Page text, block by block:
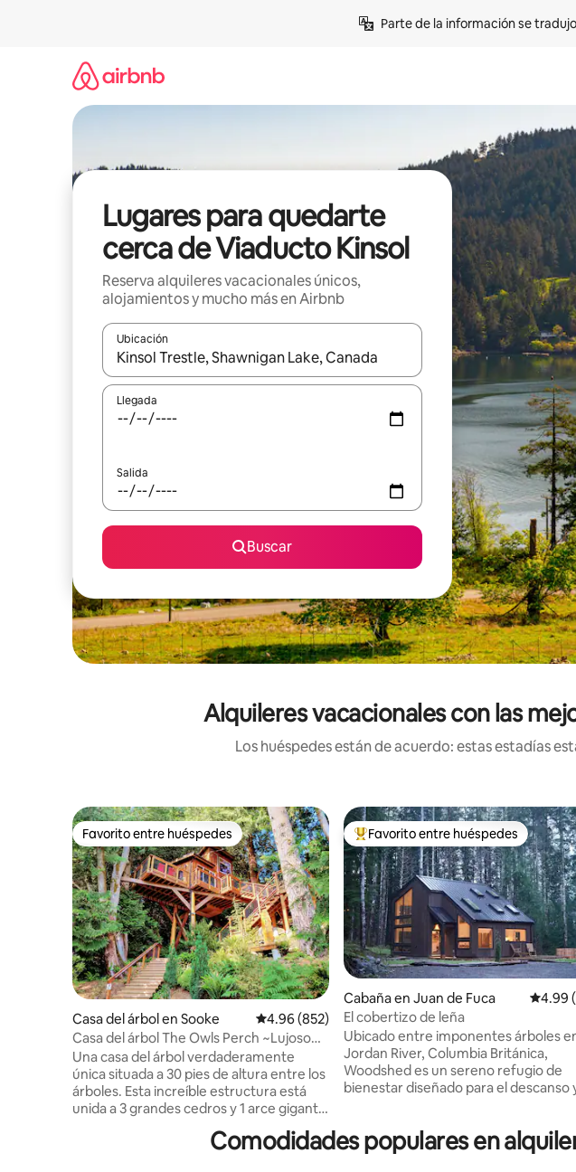
Parte de la información se
Lugares para quedarte
cerca de Viaducto Kinsol
Reserva alquileres vacacionales únicos,
alojamientos y mucho más en Airbnb
Ubicación
Cuando los resultados estén disponibles, navega con las teclas de flecha
Llegada
Salida
Buscar
Alquileres vacacionales con las
Los huéspedes están de acuerdo: estas estadías
Favorito entre huéspedes
Favorito entre huéspedes
Casa del árbol en Sooke Calificación promedio: 4.96 de 5, 852 reseñas
4.96 (852)
Casa del árbol The Owls Perch ~Lujoso
refugio en lo alto de un árbol~
Una casa del árbol verdaderamente
única situada a 30 pies de altura entre los
árboles. Esta increíble estructura está
unida a 3 grandes cedros y 1 arce gigante
que permiten que los árboles se
Favorito entre huéspedes preferido
Favorito entre huéspedes
Cabaña en Juan de Fuca
4.99
El cobertizo de leña
Ubicado entre imponentes árboles
Jordan River, Columbia Británica,
Woodshed es un sereno refugio de
bienestar diseñado para el descanso
permiten sumergirse en el bosque
costero. Relájese en una sauna de
Comodidades populares en